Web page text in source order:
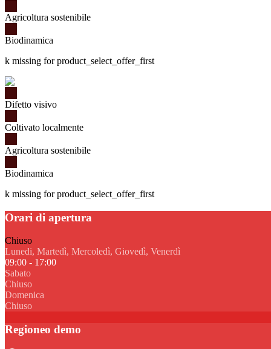
Agricoltura sostenibile
Biodinamica
k missing for product_select_offer_first
Difetto visivo
Coltivato localmente
Agricoltura sostenibile
Biodinamica
k missing for product_select_offer_first
Orari di apertura
Chiuso
Lunedi, Martedì, Mercoledì, Giovedì, Venerdì
09:00 - 17:00
Sabato
Chiuso
Domenica
Chiuso
Regioneo demo